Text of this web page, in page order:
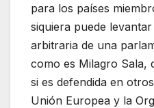
para los países
siquiera puede
arbitraria de una
como es Milagro Sala,
si es defendida en
Unión Europea y la